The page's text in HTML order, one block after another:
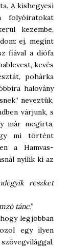
A kishegyesi
folyóiratokat
kezembe,
ej, megint
fiával a diófa
kevés
pohárka
halovány
neveztük,
várjunk, s
már megírta,
mi történt
a Hamvas-
nyílik ki az
reszket
tánc.”
legjobban
egy ilyen